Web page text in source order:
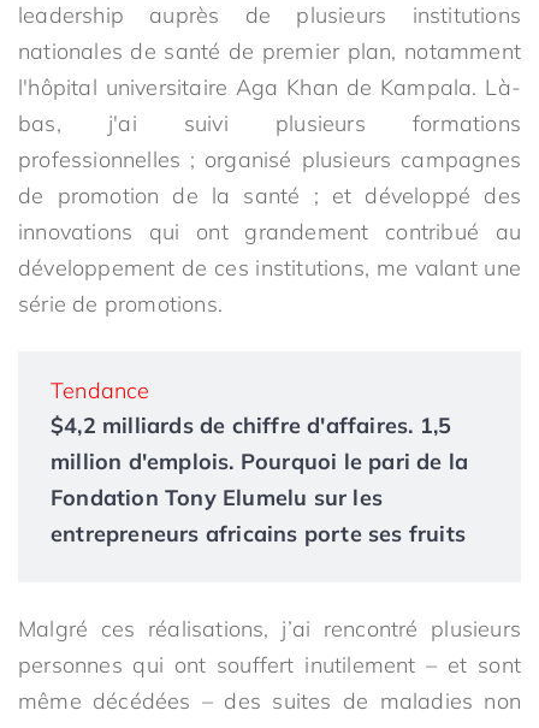
leadership auprès de plusieurs institutions
nationales de santé de premier plan, notamment
l'hôpital universitaire Aga Khan de Kampala. Là-
bas, j'ai suivi plusieurs formations
professionnelles ; organisé plusieurs campagnes
de promotion de la santé ; et développé des
innovations qui ont grandement contribué au
développement de ces institutions, me valant une
série de promotions.
Tendance
$4,2 milliards de chiffre d'affaires. 1,5
million d'emplois. Pourquoi le pari de la
Fondation Tony Elumelu sur les
entrepreneurs africains porte ses fruits
Malgré ces réalisations, j’ai rencontré plusieurs
personnes qui ont souffert inutilement – et sont
même décédées – des suites de maladies non